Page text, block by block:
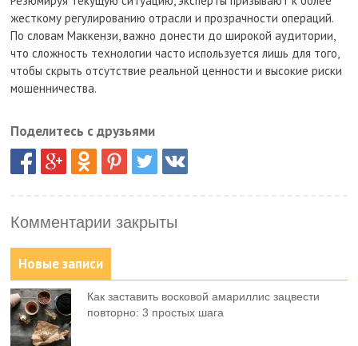
жесткому регулированию отрасли и прозрачности операций.
По словам Маккензи, важно донести до широкой аудитории,
что сложность технологии часто используется лишь для того,
чтобы скрыть отсутствие реальной ценности и высокие риски
мошенничества.
Поделитесь с друзьями
Комментарии закрыты
Новые записи
Как заставить восковой амариллис зацвести
повторно: 3 простых шага